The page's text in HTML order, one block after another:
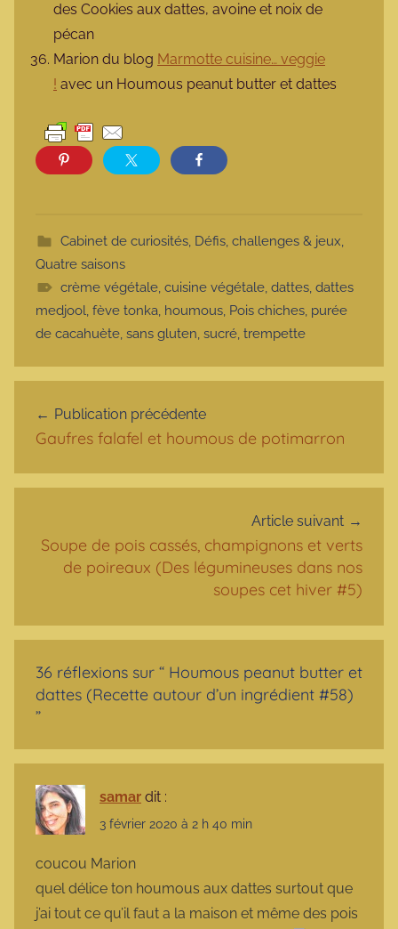
des Cookies aux dattes, avoine et noix de
pécan
Marion du blog Marmotte cuisine… veggie
! avec un Houmous peanut butter et dattes
Cabinet de curiosités, Défis, challenges & jeux,
Quatre saisons
crème végétale, cuisine végétale, dattes, dattes
medjool, fève tonka, houmous, Pois chiches, purée
de cacahuète, sans gluten, sucré, trempette
Publication précédente
Gaufres falafel et houmous de potimarron
Article suivant
Soupe de pois cassés, champignons et verts
de poireaux (Des légumineuses dans nos
soupes cet hiver #5)
36 réflexions sur “ Houmous peanut butter et
dattes (Recette autour d’un ingrédient #58)
”
samar dit :
3 février 2020 à 2 h 40 min
coucou Marion
quel délice ton houmous aux dattes surtout que
j’ai tout ce qu’il faut a la maison et même des pois